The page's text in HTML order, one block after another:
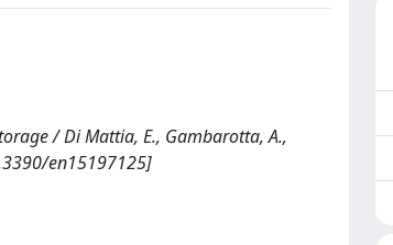
/ Di Mattia, E., Gambarotta, A.,
en15197125]